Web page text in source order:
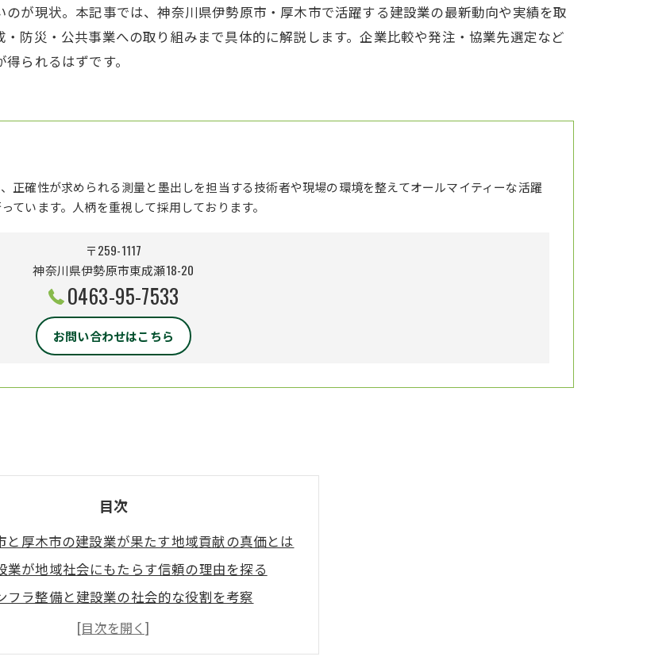
が現状。本記事では、神奈川県伊勢原市・厚木市で活躍する建設業の最新動向や実績を取
防災・公共事業への取り組みまで具体的に解説します。企業比較や発注・協業先選定など
られるはずです。
正確性が求められる測量と墨出しを担当する技術者や現場の環境を整えてオールマイティーな活躍
ています。人柄を重視して採用しております。
〒259-1117
神奈川県伊勢原市東成瀬18-20
0463-95-7533
お問い合わせはこちら
目次
と厚木市の建設業が果たす地域貢献の真価とは
業が地域社会にもたらす信頼の理由を探る
フラ整備と建設業の社会的な役割を考察
住民との共創で生まれる建設業の価値
市と伊勢原市で進む建設業の地域密着型活動